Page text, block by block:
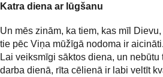
Katra diena ar lūgšanu
Un mēs zinām, ka tiem, kas mīl
tie pēc Viņa mūžīgā nodoma ir
Lai veiksmīgi sāktos diena, un
darba dienā, rīta cēlienā ir labi veltīt